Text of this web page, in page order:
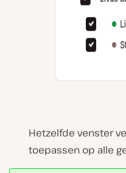
Hetzelfde venster
toepassen op alle